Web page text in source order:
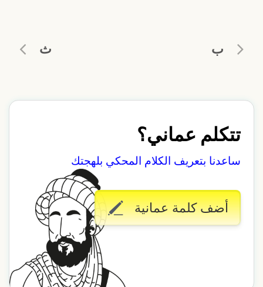
ب ث
تتكلم عماني؟
ساعدنا بتعريف الكلام المحكي بلهجتك
أضف كلمة عمانية